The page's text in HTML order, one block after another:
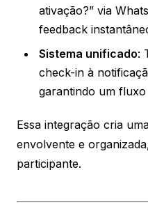
ativação?” via
feedback
Sistema unificado:
check-in à
garantindo um
Essa integração cria
envolvente e
participante.